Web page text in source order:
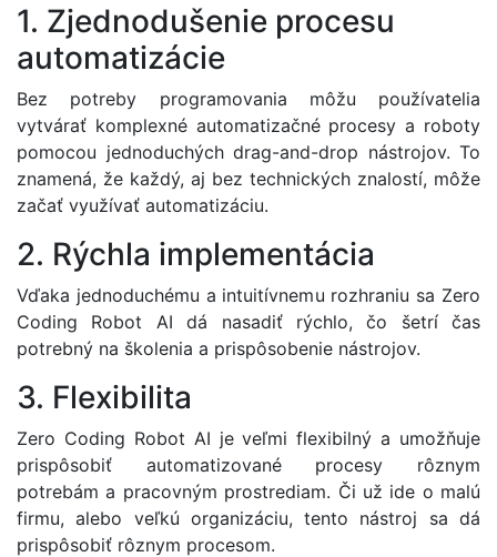
1. Zjednodušenie procesu
automatizácie
Bez potreby programovania môžu používatelia
vytvárať komplexné automatizačné procesy a roboty
pomocou jednoduchých drag-and-drop nástrojov. To
znamená, že každý, aj bez technických znalostí, môže
začať využívať automatizáciu.
2. Rýchla implementácia
Vďaka jednoduchému a intuitívnemu rozhraniu sa Zero
Coding Robot AI dá nasadiť rýchlo, čo šetrí čas
potrebný na školenia a prispôsobenie nástrojov.
3. Flexibilita
Zero Coding Robot AI je veľmi flexibilný a umožňuje
prispôsobiť automatizované procesy rôznym
potrebám a pracovným prostrediam. Či už ide o malú
firmu, alebo veľkú organizáciu, tento nástroj sa dá
prispôsobiť rôznym procesom.